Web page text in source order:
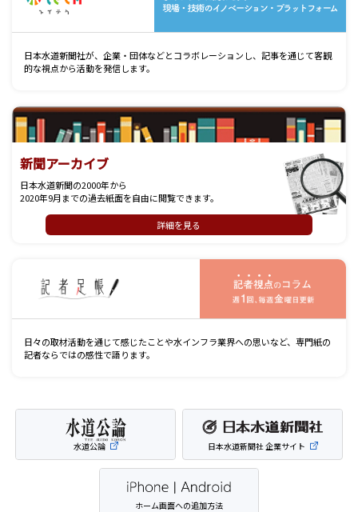
日本水道新聞社が、企業・団体などとコラボレーションし、記事を通じて客観
的な視点から活動を発信します。
新聞アーカイブ
日本水道新聞の2000年から
2020年9月までの過去紙面を自由に閲覧できます。
詳細を見る
日々の取材活動を通じて感じたことや水インフラ業界への思いなど、専門紙の
記者ならではの感性で語ります。
水道公論 日本水道新聞社 企業サイト
ホーム画面への追加方法